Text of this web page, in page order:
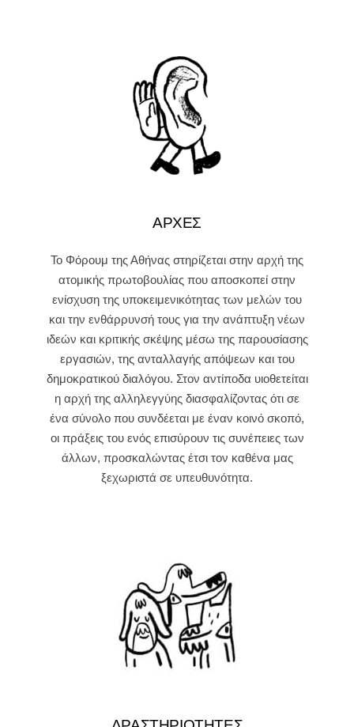
ΑΡΧΕΣ
Το Φόρουμ της Αθήνας στηρίζεται στην αρχή της
ατομικής πρωτοβουλίας που αποσκοπεί στην
ενίσχυση της υποκειμενικότητας των μελών του
και την ενθάρρυνσή τους για την ανάπτυξη νέων
ιδεών και κριτικής σκέψης μέσω της παρουσίασης
εργασιών, της ανταλλαγής απόψεων και του
δημοκρατικού διαλόγου. Στον αντίποδα υιοθετείται
η αρχή της αλληλεγγύης διασφαλίζοντας ότι σε
ένα σύνολο που συνδέεται με έναν κοινό σκοπό,
οι πράξεις του ενός επισύρουν τις συνέπειες των
άλλων, προσκαλώντας έτσι τον καθένα μας
ξεχωριστά σε υπευθυνότητα.